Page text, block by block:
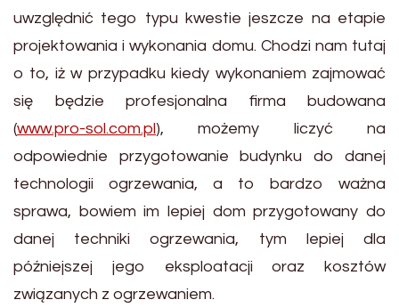
uwzględnić tego typu kwestie jeszcze na etapie
projektowania i wykonania domu. Chodzi nam tutaj
o to, iż w przypadku kiedy wykonaniem zajmować
się będzie profesjonalna firma budowana
(www.pro-sol.com.pl), możemy liczyć na
odpowiednie przygotowanie budynku do danej
technologii ogrzewania, a to bardzo ważna
sprawa, bowiem im lepiej dom przygotowany do
danej techniki ogrzewania, tym lepiej dla
późniejszej jego eksploatacji oraz kosztów
związanych z ogrzewaniem.